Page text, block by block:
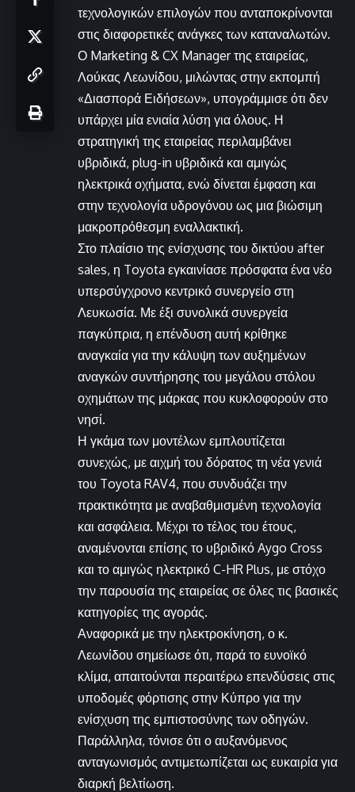
τεχνολογικών επιλογών που ανταποκρίνονται
στις διαφορετικές ανάγκες των καταναλωτών.
Ο Marketing & CX Manager της εταιρείας,
Λούκας Λεωνίδου, μιλώντας στην εκπομπή
«Διασπορά Ειδήσεων», υπογράμμισε ότι δεν
υπάρχει μία ενιαία λύση για όλους. Η
στρατηγική της εταιρείας περιλαμβάνει
υβριδικά, plug-in υβριδικά και αμιγώς
ηλεκτρικά οχήματα, ενώ δίνεται έμφαση και
στην τεχνολογία υδρογόνου ως μια βιώσιμη
μακροπρόθεσμη εναλλακτική.
Στο πλαίσιο της ενίσχυσης του δικτύου after
sales, η Toyota εγκαινίασε πρόσφατα ένα νέο
υπερσύγχρονο κεντρικό συνεργείο στη
Λευκωσία. Με έξι συνολικά συνεργεία
παγκύπρια, η επένδυση αυτή κρίθηκε
αναγκαία για την κάλυψη των αυξημένων
αναγκών συντήρησης του μεγάλου στόλου
οχημάτων της μάρκας που κυκλοφορούν στο
νησί.
Η γκάμα των μοντέλων εμπλουτίζεται
συνεχώς, με αιχμή του δόρατος τη νέα γενιά
του Toyota RAV4, που συνδυάζει την
πρακτικότητα με αναβαθμισμένη τεχνολογία
και ασφάλεια. Μέχρι το τέλος του έτους,
αναμένονται επίσης το υβριδικό Aygo Cross
και το αμιγώς ηλεκτρικό C-HR Plus, με στόχο
την παρουσία της εταιρείας σε όλες τις βασικές
κατηγορίες της αγοράς.
Αναφορικά με την ηλεκτροκίνηση, ο κ.
Λεωνίδου σημείωσε ότι, παρά το ευνοϊκό
κλίμα, απαιτούνται περαιτέρω επενδύσεις στις
υποδομές φόρτισης στην Κύπρο για την
ενίσχυση της εμπιστοσύνης των οδηγών.
Παράλληλα, τόνισε ότι ο αυξανόμενος
ανταγωνισμός αντιμετωπίζεται ως ευκαιρία για
διαρκή βελτίωση.